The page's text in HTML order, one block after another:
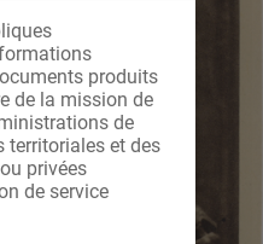
produits
de la mission de
de
territoriales et des
privées
de service